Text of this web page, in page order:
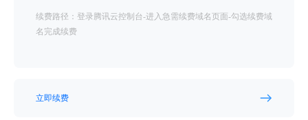
续费路径：登录腾讯云控制台-进入急需续费域名页面-勾选续费域
名完成续费
立即续费